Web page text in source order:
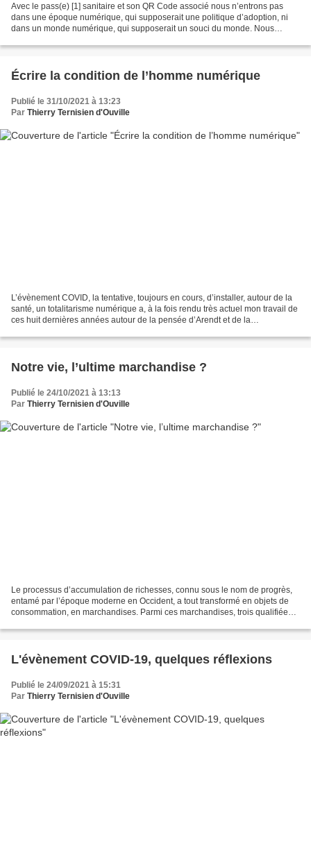
Avec le pass(e) [1] sanitaire et son QR Code associé nous n’entrons pas
dans une époque numérique, qui supposerait une politique d’adoption, ni
dans un monde numérique, qui supposerait un souci du monde. Nous
Écrire la condition de l’homme numérique
Publié le 31/10/2021 à 13:23
Par Thierry Ternisien d'Ouville
L’évènement COVID, la tentative, toujours en cours, d’installer, autour de la
santé, un totalitarisme numérique a, à la fois rendu très actuel mon travail de
ces huit dernières années autour de la pensée d’Arendt et de la
Notre vie, l’ultime marchandise ?
Publié le 24/10/2021 à 13:13
Par Thierry Ternisien d'Ouville
Le processus d’accumulation de richesses, connu sous le nom de progrès,
entamé par l’époque moderne en Occident, a tout transformé en objets de
consommation, en marchandises. Parmi ces marchandises, trois qualifiées
L'évènement COVID-19, quelques réflexions
Publié le 24/09/2021 à 15:31
Par Thierry Ternisien d'Ouville